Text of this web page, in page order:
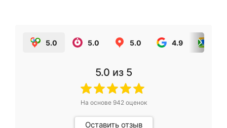
5.0 5.0 5.0 4.9
5.0 из 5
На основе 942оценок
Оставить отзыв